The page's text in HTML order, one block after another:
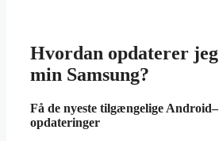
Hvordan opdaterer jeg
min Samsung?
Få de nyeste tilgængelige Android–
opdateringer